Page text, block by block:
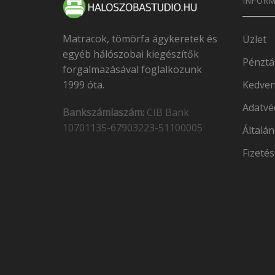
Matracok, tömörfa ágykeretek és
egyéb hálószobai kiegészítők
forgalmazásával foglalkozunk
1999 óta.
Bankszámlaszám: CIB Bank
10701135-67903223-51100005
Üzlet